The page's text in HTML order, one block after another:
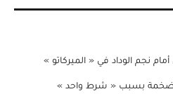
نجم الوداد في « الميركاتو »
بسبب « شرط واحد »